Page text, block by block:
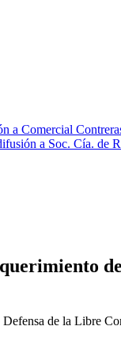
a Comercial
a Soc. Cía. de
de la Libre